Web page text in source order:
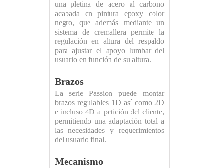
una pletina de acero al carbono
acabada en pintura epoxy color
negro, que además mediante un
sistema de cremallera permite la
regulación en altura del respaldo
para ajustar el apoyo lumbar del
usuario en función de su altura.
Brazos
La serie Passion puede montar
brazos regulables 1D así como 2D
e incluso 4D a petición del cliente,
permitiendo una adaptación total a
las necesidades y requerimientos
del usuario final.
Mecanismo